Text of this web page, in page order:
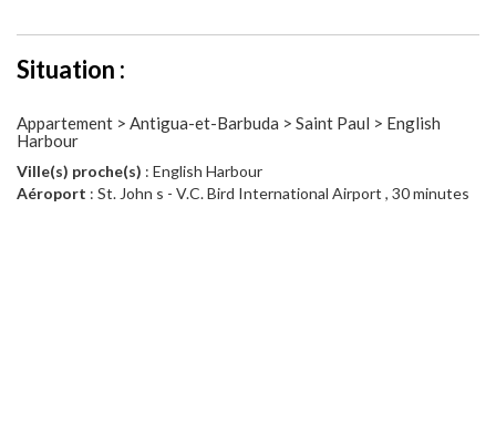
Situation :
Appartement > Antigua-et-Barbuda > Saint Paul > English
Harbour
Ville(s) proche(s) : English Harbour
Aéroport : St. John s - V.C. Bird International Airport , 30 minutes